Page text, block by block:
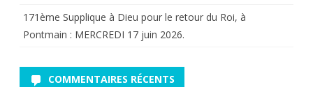
171ème Supplique à Dieu pour le retour du Roi, à
Pontmain : MERCREDI 17 juin 2026.
COMMENTAIRES RÉCENTS